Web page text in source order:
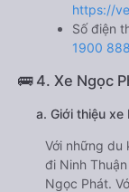
https://
Số điện
1900
🚌 4. Xe Ngọc
a. Giới thiệu xe
Với những du
đi Ninh
Ngọc Phát.